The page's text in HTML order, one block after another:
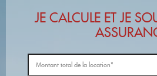
JE CALCULE ET JE